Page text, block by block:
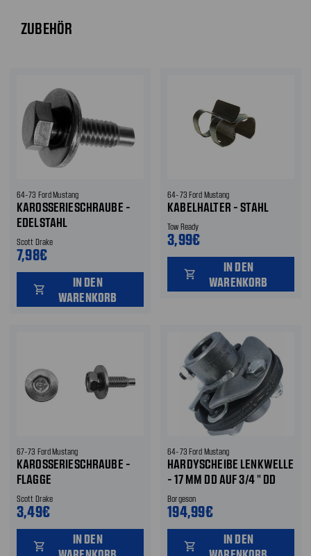
ZUBEHÖR
64-73 Ford Mustang
KAROSSERIESCHRAUBE -
EDELSTAHL
Scott Drake
7,98€
shopping_cart
IN DEN
WARENKORB
64-73 Ford Mustang
KABELHALTER - STAHL
Tow Ready
3,99€
shopping_cart
IN DEN
WARENKORB
67-73 Ford Mustang
KAROSSERIESCHRAUBE -
FLAGGE
Scott Drake
3,49€
shopping_cart
IN DEN
64-73 Ford Mustang
HARDYSCHEIBE LENKWELLE
- 17 MM DD AUF 3/4 " DD
Borgeson
194,99€
shopping_cart
IN DEN